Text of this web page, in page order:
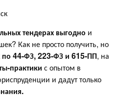
тендерах выгодно и
Как не просто получить, но
по 44-ФЗ, 223-ФЗ и 615-ПП, на
практики с опытом в
и дадут только